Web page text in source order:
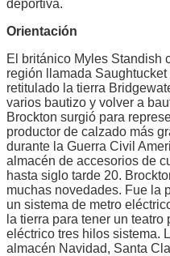
deportiva.
Orientación
El británico Myles Standish
región llamada
retitulado la tierra
varios bautizo y volver a
Brockton surgió para
productor de calzado más
durante la Guerra Civil
almacén de accesorios de
hasta siglo tarde 20.
muchas novedades. Fue la
un sistema de metro
la tierra para tener un teatro
eléctrico tres hilos sistema.
almacén Navidad, Santa